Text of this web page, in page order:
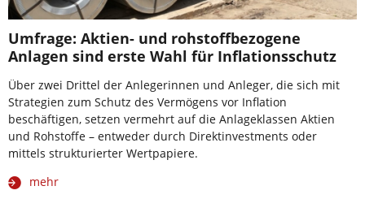
Umfrage: Aktien- und rohstoffbezogene
Anlagen sind erste Wahl für Inflationsschutz
Über zwei Drittel der Anlegerinnen und Anleger, die sich mit
Strategien zum Schutz des Vermögens vor Inflation
beschäftigen, setzen vermehrt auf die Anlageklassen Aktien
und Rohstoffe – entweder durch Direktinvestments oder
mittels strukturierter Wertpapiere.
mehr